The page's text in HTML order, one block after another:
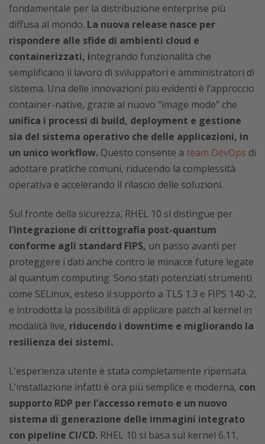
fondamentale per la distribuzione enterprise più
diffusa al mondo. La nuova release nasce per
rispondere alle sfide di ambienti cloud e
containerizzati, integrando funzionalità che
semplificano il lavoro di sviluppatori e amministratori di
sistema. Una delle innovazioni più evidenti è l’approccio
container-native, grazie al nuovo “image mode” che
unifica i processi di build, deployment e gestione
sia del sistema operativo che delle applicazioni, in
un unico workflow. Questo consente a team DevOps di
adottare pratiche comuni, riducendo la complessità
operativa e accelerando il rilascio delle soluzioni.
Sul fronte della sicurezza, RHEL 10 si distingue per
l’integrazione di crittografia post-quantum
conforme agli standard FIPS, un passo avanti per
proteggere i dati anche contro le minacce future legate
al quantum computing. Sono stati potenziati strumenti
come SELinux, esteso il supporto a TLS 1.3 e FIPS 140-2,
e introdotta la possibilità di applicare patch al kernel in
modalità live, riducendo i downtime e migliorando la
resilienza dei sistemi.
L’esperienza utente è stata completamente ripensata.
L’installazione infatti è ora più semplice e moderna, con
supporto RDP per l’accesso remoto e un nuovo
sistema di generazione delle immagini integrato
con pipeline CI/CD. RHEL 10 si basa sul kernel 6.11,